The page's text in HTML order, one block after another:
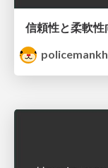
policemankh